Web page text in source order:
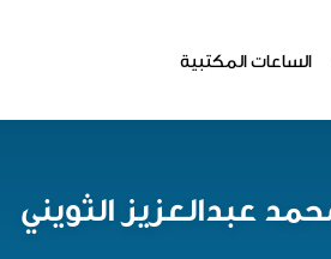
الساعات المكتبية
عبدالعزيز الثويني